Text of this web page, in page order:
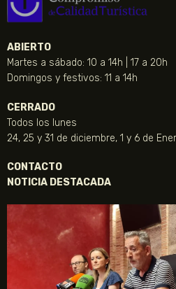
ABIERTO
Martes a sábado: 10 a 14h | 17 a 20h
Domingos y festivos: 11 a 14h
CERRADO
Todos los lunes
24, 25 y 31 de diciembre, 1 y 6 de
CONTACTO
NOTICIA DESTACADA